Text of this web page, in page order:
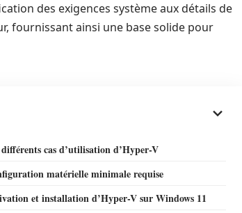
des exigences système aux détails de
fournissant ainsi une base solide pour
cas d’utilisation d’Hyper-V
matérielle minimale requise
et installation d’Hyper-V sur Windows 11